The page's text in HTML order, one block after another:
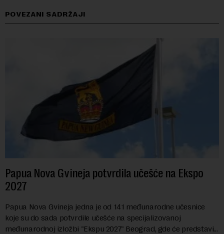
POVEZANI SADRŽAJI
Papua Nova Gvineja potvrdila učešće na Ekspo
2027
Papua Nova Gvineja jedna je od 141 međunarodne učesnice
koje su do sada potvrdile učešće na specijalizovanoj
međunarodnoj izložbi "Ekspu 2027" Beograd, gde će predstaviti